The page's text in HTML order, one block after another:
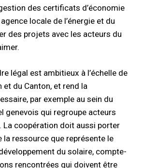
des certificats d’économie
locale de l’énergie et du
des projets avec les acteurs du
légal est ambitieux à l’échelle de
du Canton, et rend la
par exemple au sein du
genevois qui regroupe acteurs
La coopération doit aussi porter
la ressource que représente le
du solaire, compte-
rencontrées qui doivent être